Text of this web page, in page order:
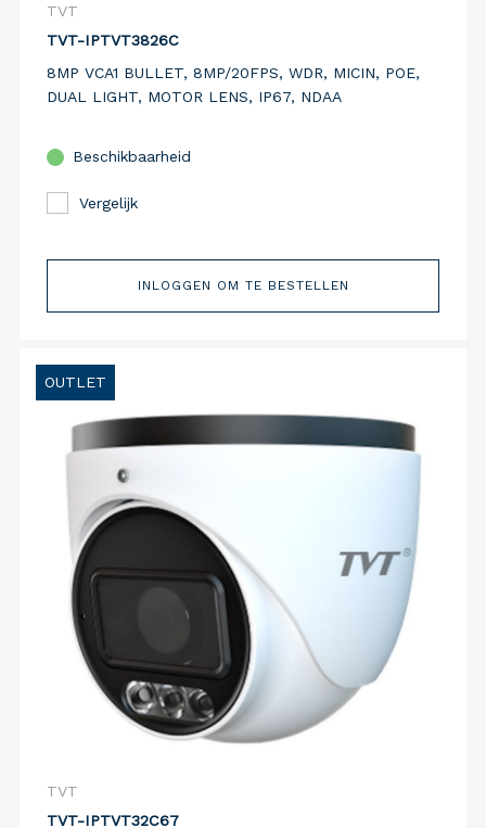
TVT
TVT-IPTVT3826C
8MP VCA1 BULLET, 8MP/20FPS, WDR, MICIN, POE,
DUAL LIGHT, MOTOR LENS, IP67, NDAA
Beschikbaarheid
Vergelijk
INLOGGEN OM TE BESTELLEN
OUTLET
TVT
TVT-IPTVT32C67